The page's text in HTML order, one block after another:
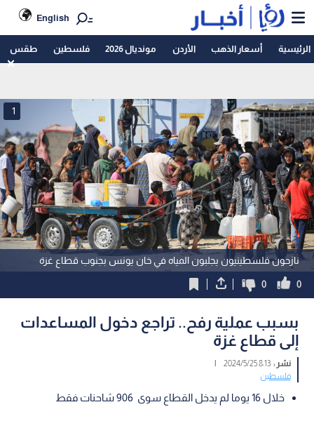
English
الرئيسية أسعار الذهب الأردن مونديال 2026 فلسطين طقس
نازحون فلسطينيون يجلبون المياه في خان يونس بجنوب قطاع غزة
1
0
0
بسبب عملية رفح.. تراجع دخول المساعدات
إلى قطاع غزة
نشر :8:13 2024/5/25
|
فلسطين
خلال 16 يوما لم يدخل القطاع سوى 906 شاحنات فقط